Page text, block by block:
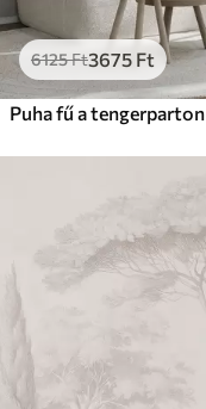
6125Ft3675 Ft
Puha fű a tengerparton